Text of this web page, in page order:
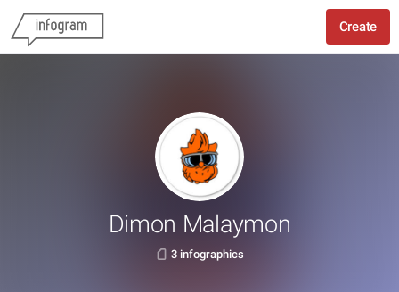
Create
Dimon Malaymon
3 infographics